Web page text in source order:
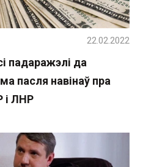
падаражэлі да
пасля навінаў пра
і ЛНР
22.02.2022